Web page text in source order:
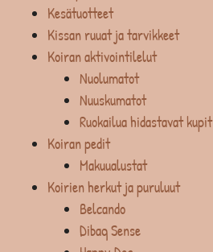
Kesätuotteet
Kissan ruuat ja tarvikkeet
Koiran aktivointilelut
Nuolumatot
Nuuskumatot
Ruokailua hidastavat kupit
Koiran pedit
Makuualustat
Koirien herkut ja puruluut
Belcando
Dibaq Sense